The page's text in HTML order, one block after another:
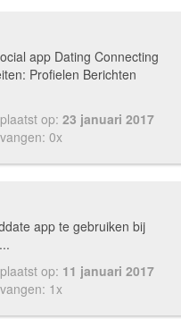
app Dating Connecting
Profielen Berichten
op:23 januari 2017
0x
app te gebruiken bij
op: 11 januari 2017
1x